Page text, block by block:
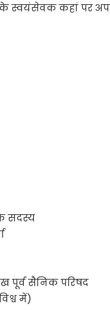
स्वयंसेवक कहां पर
सदस्य
पूर्व सैनिक परिषद
में)